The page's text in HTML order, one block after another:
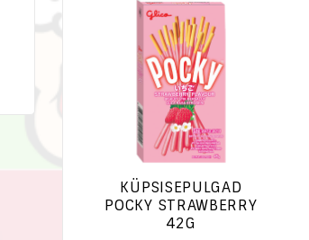
KÜPSISEPULGAD
POCKY STRAWBERRY
42G